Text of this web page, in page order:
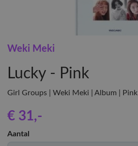
Weki Meki
Lucky - Pink
Girl Groups | Weki Meki | Album | Pink
€ 31,-
Aantal